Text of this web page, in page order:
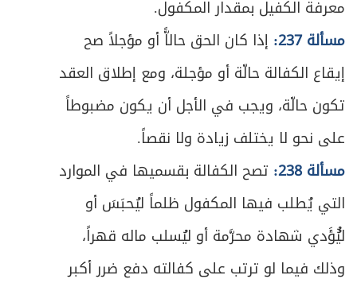
معرفة الكفيل بمقدار المكفول.
مسألة 237:
إذا كان الحق حالاًّ أو مؤجلاً صح
إيقاع الكفالة حالّة أو مؤجلة، ومع إطلاق العقد
تكون حالّة، ويجب في الأجل أن يكون مضبوطاً
على نحو لا يختلف زيادة ولا نقصاً.
مسألة 238:
تصح الكفالة بقسميها في الموارد
التي يُطلب فيها المكفول ظلماً ليُحبَسَ أو
ليُُؤَدي شهادة محرَّمة أو ليُسلب ماله قهراً،
وذلك فيما لو ترتب على كفالته دفع ضرر أكبر
ص 684 الفصل الثاني: في كيفية توزيع التركة
685 المبحث الأول: في إرث المتقربين بالنسب
ص
716 المبحث الثاني: في تفصيل إرث ذوي الأسباب
ص 720 في ميراث ذوي الحالات المشكلة
ص
723
المبحث الأول: في ميراث الغرقى والمهدوم
عليهم ونحوهم
729 المبحث الثاني: في ميراث الخنثى